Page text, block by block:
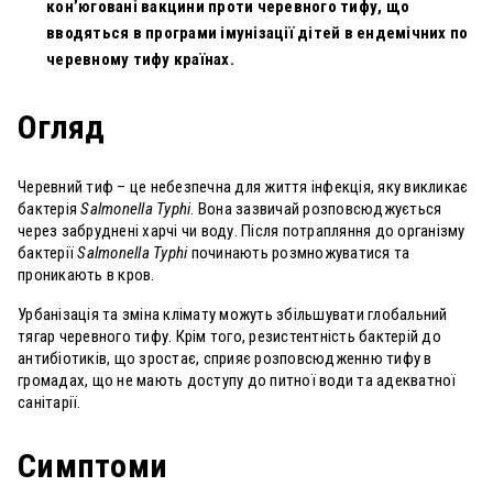
кон’юговані вакцини проти черевного тифу, що
вводяться в програми імунізації дітей в ендемічних по
черевному тифу країнах.
Огляд
Черевний тиф – це небезпечна для життя інфекція, яку викликає
бактеріяSalmonella Typhi. Вона зазвичай розповсюджується
через забруднені харчі чи воду. Після потрапляння до організму
бактеріїSalmonella Typhiпочинають розмножуватися та
проникають в кров.
Урбанізація та зміна клімату можуть збільшувати глобальний
тягар черевного тифу. Крім того, резистентність бактерій до
антибіотиків, що зростає, сприяє розповсюдженню тифу в
громадах, що не мають доступу до питної води та адекватної
санітарії.
Симптоми